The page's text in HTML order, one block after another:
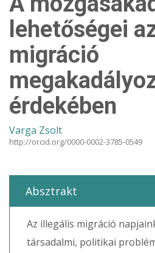
lehetőségei
migráció
érdekében
Varga Zsolt
http://orcid.org/0000-0002-3785-0549
Absztrakt
Az illegális migráció
társadalmi, politikai